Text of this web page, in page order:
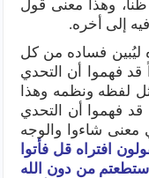
ظناً، وهذا معنى قول
إلى أخره.
ليُبين فساده من كل
قد فهموا أن التحدي
لفظه ونظمه وهذا
قد فهموا أن التحدي
معنى شاءوا والوجه
افتراه قل فأتوا
من دون الله